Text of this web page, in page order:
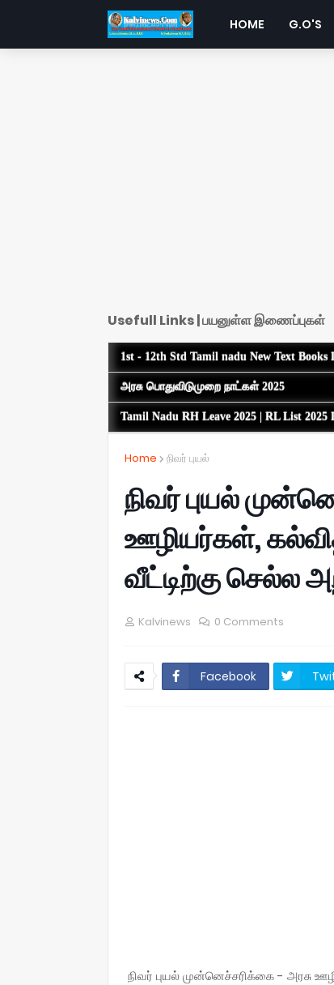
HOME G.O'S
Usefull Links | பயனுள்ள இணைப்புகள்
1st - 12th Std Tamil nadu New Text Books
அரசு பொதுவிடுமுறை நாட்கள் 2025
Tamil Nadu RH Leave 2025 | RL List 2025
Home நிவர் புயல்
நிவர் புயல்
ஊழியர்கள்,
வீட்டிற்கு செல்ல
Kalvinews 0 Comments
Facebook
நிவர் புயல் முன்னெச்சரிக்கை - அரசு